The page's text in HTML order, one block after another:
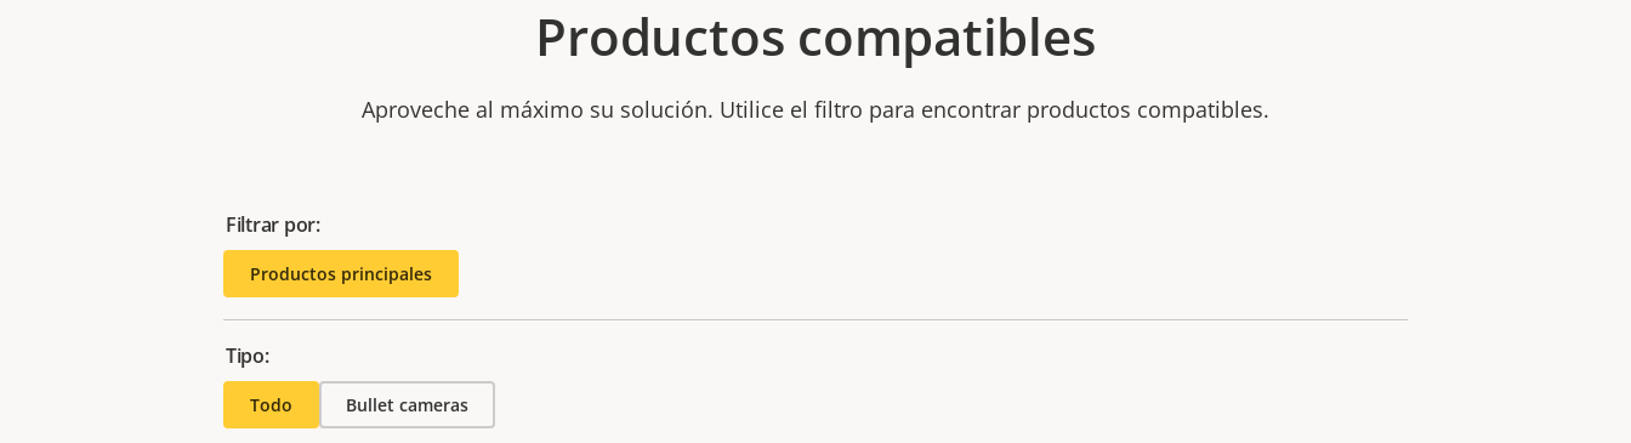
Productos compatibles
Aproveche al máximo su solución. Utilice el filtro para encontrar productos compatibles.
Filtrar por:
Productos principales
Tipo:
Todo Bullet cameras